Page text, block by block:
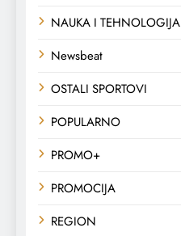
NAUKA I TEHNOLOGIJA
Newsbeat
OSTALI SPORTOVI
POPULARNO
PROMO+
PROMOCIJA
REGION